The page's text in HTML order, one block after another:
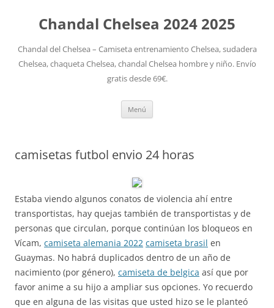
Chandal Chelsea 2024 2025
Chandal del Chelsea – Camiseta entrenamiento Chelsea, sudadera
Chelsea, chaqueta Chelsea, chandal Chelsea hombre y niño. Envío
gratis desde 69€.
Menú
camisetas futbol envio 24 horas
Estaba viendo algunos conatos de violencia ahí entre
transportistas, hay quejas también de transportistas y de
personas que circulan, porque continúan los bloqueos en
Vícam, camiseta alemania 2022 camiseta brasil en
Guaymas. No habrá duplicados dentro de un año de
nacimiento (por género), camiseta de belgica así que por
favor anime a su hijo a ampliar sus opciones. Yo recuerdo
que en alguna de las visitas que usted hizo se le planteó